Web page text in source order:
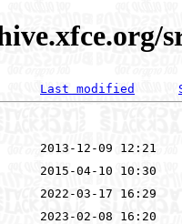
Last modified